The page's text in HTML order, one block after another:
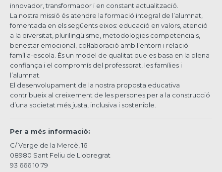
innovador, transformador i en constant actualització.
La nostra missió és atendre la formació integral de l’alumnat,
fomentada en els següents eixos: educació en valors, atenció
a la diversitat, plurilingüisme, metodologies competencials,
benestar emocional, col·laboració amb l’entorn i relació
família-escola. És un model de qualitat que es basa en la plena
confiança i el compromís del professorat, les famílies i
l’alumnat.
El desenvolupament de la nostra proposta educativa
contribueix al creixement de les persones per a la construcció
d’una societat més justa, inclusiva i sostenible.
Per a més informació:
C/ Verge de la Mercè, 16
08980 Sant Feliu de Llobregrat
93 666 10 79